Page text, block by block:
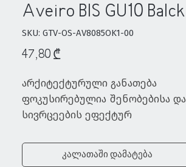
Aveiro BIS GU10 Balck
SKU: GTV-OS-AV8085OK1-00
47,80 ₾Price
არქიტექტურული განათება
ფოკუსირებულია შენობებისა და
სივრცეების ეფექტურ
მნიშვნელოვანია განათების
ვიზუალური ეფექტი, ამასთანავე
კალათაში დამატება